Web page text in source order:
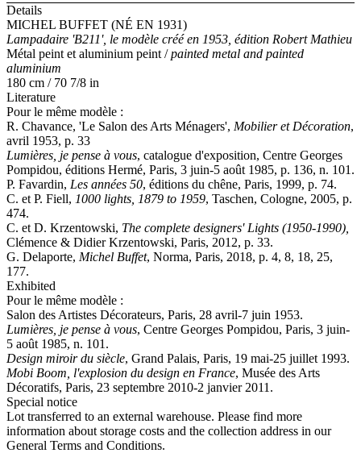
Details
MICHEL BUFFET (NÉ EN 1931)
Lampadaire 'B211', le modèle créé en 1953, édition Robert Mathieu
Métal peint et aluminium peint /painted metal and painted
aluminium
180 cm / 70 7/8 in
Literature
Pour le même modèle :
R. Chavance, 'Le Salon des Arts Ménagers', Mobilier et Décoration,
avril 1953, p. 33
Lumières, je pense à vous, catalogue d'exposition, Centre Georges
Pompidou, éditions Hermé, Paris, 3 juin-5 août 1985, p. 136, n. 101.
P. Favardin, Les années 50, éditions du chêne, Paris, 1999, p. 74.
C. et P. Fiell, 1000 lights, 1879 to 1959, Taschen, Cologne, 2005, p.
474.
C. et D. Krzentowski, The complete designers' Lights (1950-1990),
Clémence & Didier Krzentowski, Paris, 2012, p. 33.
G. Delaporte, Michel Buffet, Norma, Paris, 2018, p. 4, 8, 18, 25,
177.
Exhibited
Pour le même modèle :
Salon des Artistes Décorateurs, Paris, 28 avril-7 juin 1953.
Lumières, je pense à vous, Centre Georges Pompidou, Paris, 3 juin-
5 août 1985, n. 101.
Design miroir du siècle, Grand Palais, Paris, 19 mai-25 juillet 1993.
Mobi Boom, l'explosion du design en France, Musée des Arts
Décoratifs, Paris, 23 septembre 2010-2 janvier 2011.
Special notice
Lot transferred to an external warehouse. Please find more
information about storage costs and the collection address in our
General Terms and Conditions.